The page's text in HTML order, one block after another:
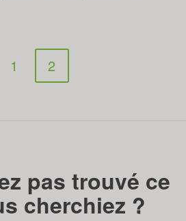
1 2
pas trouvé ce
cherchiez ?